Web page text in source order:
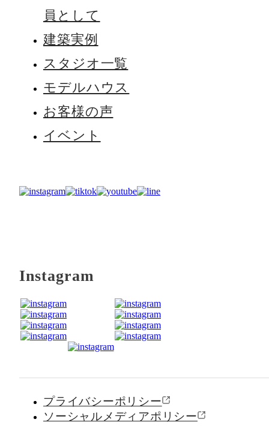
員として
建築実例
スタジオ一覧
モデルハウス
お客様の声
イベント
Instagram
プライバシーポリシー
ソーシャルメディアポリシー